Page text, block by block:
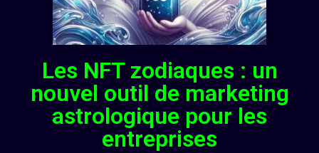
Les NFT zodiaques : un
nouvel outil de marketing
astrologique pour les
entreprises